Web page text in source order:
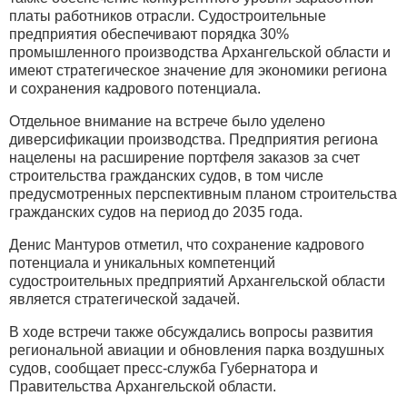
платы работников отрасли. Судостроительные
предприятия обеспечивают порядка 30%
промышленного производства Архангельской области и
имеют стратегическое значение для экономики региона
и сохранения кадрового потенциала.
Отдельное внимание на встрече было уделено
диверсификации производства. Предприятия региона
нацелены на расширение портфеля заказов за счет
строительства гражданских судов, в том числе
предусмотренных перспективным планом строительства
гражданских судов на период до 2035 года.
Денис Мантуров отметил, что сохранение кадрового
потенциала и уникальных компетенций
судостроительных предприятий Архангельской области
является стратегической задачей.
В ходе встречи также обсуждались вопросы развития
региональной авиации и обновления парка воздушных
судов, сообщает пресс-служба Губернатора и
Правительства Архангельской области.